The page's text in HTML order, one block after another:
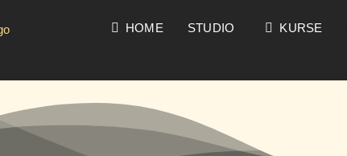
HOME STUDIO KURSE